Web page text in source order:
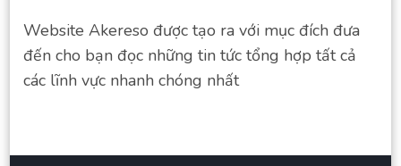
Website Akereso được tạo ra với mục đích đưa
đến cho bạn đọc những tin tức tổng hợp tất cả
các lĩnh vực nhanh chóng nhất